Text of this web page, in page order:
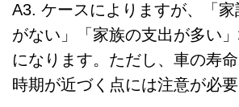
A3. ケースによりますが、「
がない」「家族の支出が多い
になります。ただし、車の寿
時期が近づく点には注意が必要